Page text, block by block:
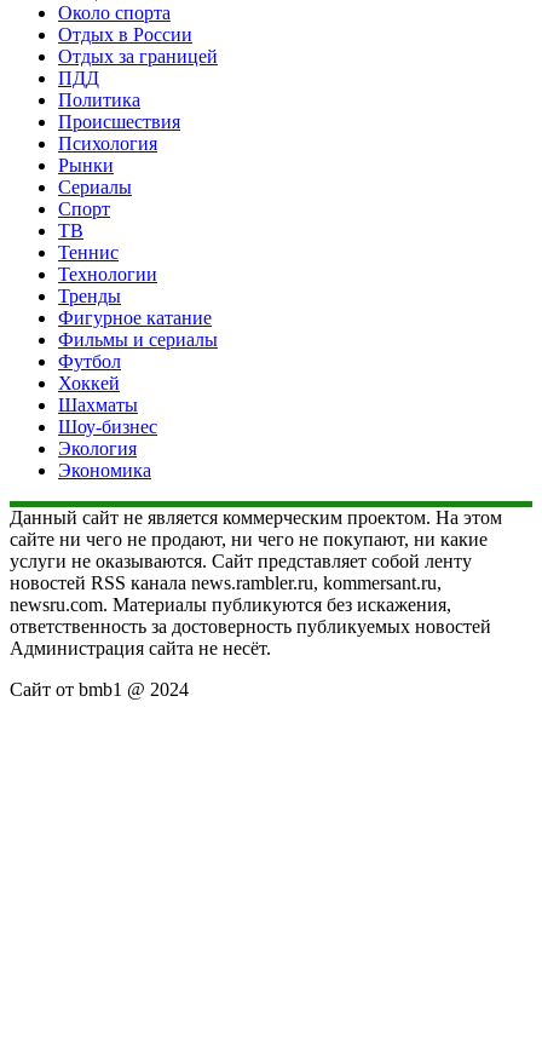
Около спорта
Отдых в России
Отдых за границей
ПДД
Политика
Происшествия
Психология
Рынки
Сериалы
Спорт
ТВ
Теннис
Технологии
Тренды
Фигурное катание
Фильмы и сериалы
Футбол
Хоккей
Шахматы
Шоу-бизнес
Экология
Экономика
Данный сайт не является коммерческим проектом. На этом
сайте ни чего не продают, ни чего не покупают, ни какие
услуги не оказываются. Сайт представляет собой ленту
новостей RSS канала news.rambler.ru, kommersant.ru,
newsru.com. Материалы публикуются без искажения,
ответственность за достоверность публикуемых новостей
Администрация сайта не несёт.
Сайт от bmb1 @ 2024